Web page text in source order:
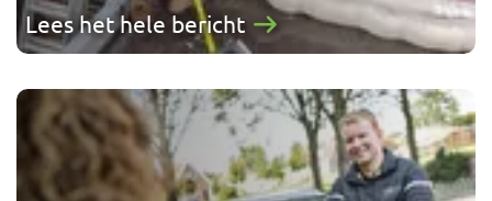
Lees het hele bericht